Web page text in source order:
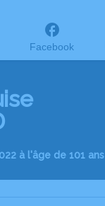
Facebook
à l'âge de 101 ans